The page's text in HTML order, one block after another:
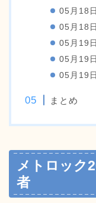
05月18
05月18
05月19
05月19
05月19
まとめ
メトロック
者